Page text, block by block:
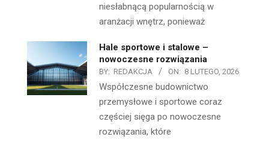
niesłabnącą popularnością w
aranżacji wnętrz, ponieważ
Hale sportowe i stalowe –
nowoczesne rozwiązania
BY: REDAKCJA ON: 8 LUTEGO, 2026
Współczesne budownictwo
przemysłowe i sportowe coraz
częściej sięga po nowoczesne
rozwiązania, które